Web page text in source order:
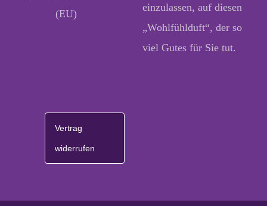
(EU)
einzulassen, auf diesen
„Wohlfühlduft“, der so
viel Gutes für Sie tut.
Vertrag
widerrufen